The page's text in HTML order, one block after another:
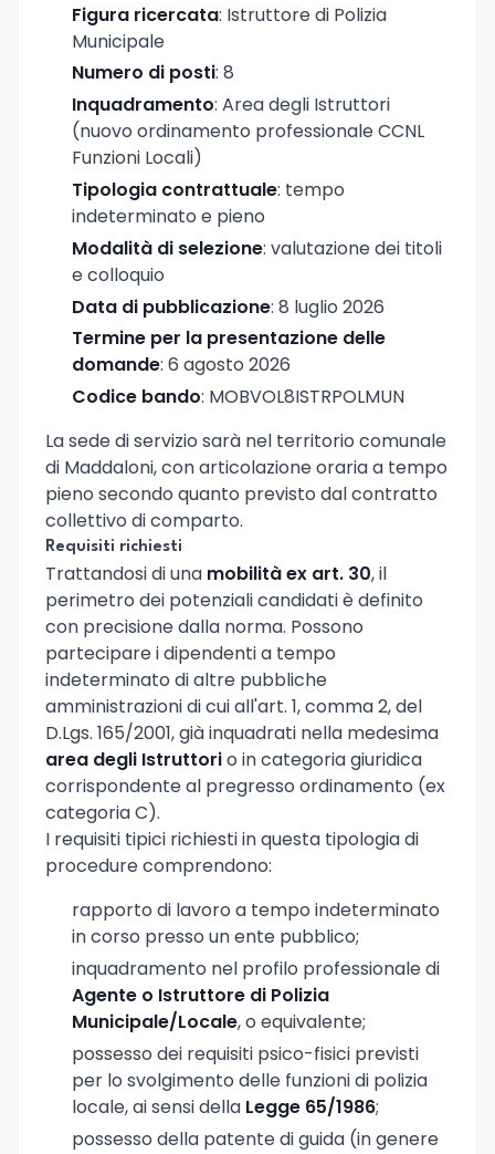
Figura ricercata: Istruttore di Polizia
Municipale
Numero di posti: 8
Inquadramento: Area degli Istruttori
(nuovo ordinamento professionale CCNL
Funzioni Locali)
Tipologia contrattuale: tempo
indeterminato e pieno
Modalità di selezione: valutazione dei titoli
e colloquio
Data di pubblicazione: 8 luglio 2026
Termine per la presentazione delle
domande: 6 agosto 2026
Codice bando: MOBVOL8ISTRPOLMUN
La sede di servizio sarà nel territorio comunale
di Maddaloni, con articolazione oraria a tempo
pieno secondo quanto previsto dal contratto
collettivo di comparto.
Requisiti richiesti
Trattandosi di una mobilità ex art. 30, il
perimetro dei potenziali candidati è definito
con precisione dalla norma. Possono
partecipare i dipendenti a tempo
indeterminato di altre pubbliche
amministrazioni di cui all'art. 1, comma 2, del
D.Lgs. 165/2001, già inquadrati nella medesima
area degli Istruttorio in categoria giuridica
corrispondente al pregresso ordinamento (ex
categoria C).
I requisiti tipici richiesti in questa tipologia di
procedure comprendono:
rapporto di lavoro a tempo indeterminato
in corso presso un ente pubblico;
inquadramento nel profilo professionale di
Agente o Istruttore di Polizia
Municipale/Locale, o equivalente;
possesso dei requisiti psico-fisici previsti
per lo svolgimento delle funzioni di polizia
locale, ai sensi della Legge 65/1986;
possesso della patente di guida (in genere